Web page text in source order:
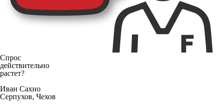
Спрос
действительно
растет?
Иван Сахно
Серпухов, Чехов